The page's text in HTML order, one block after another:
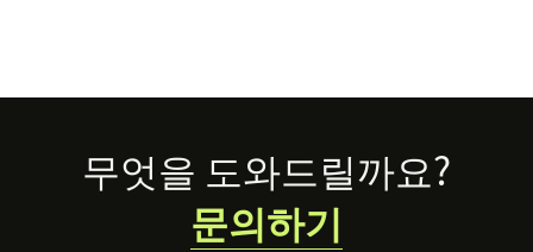
Footer무엇을 도와드릴까요?
문의하기